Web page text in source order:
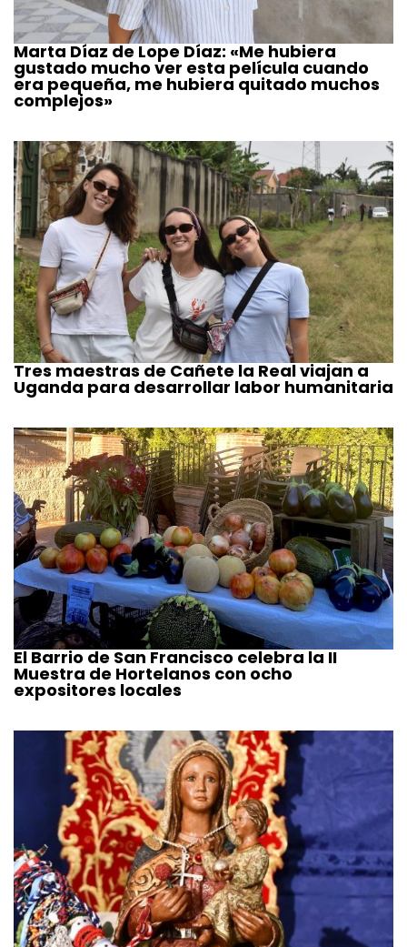
Marta Díaz de Lope Díaz: «Me hubiera
gustado mucho ver esta película cuando
era pequeña, me hubiera quitado muchos
complejos»
Tres maestras de Cañete la Real viajan a
Uganda para desarrollar labor humanitaria
El Barrio de San Francisco celebra la II
Muestra de Hortelanos con ocho
expositores locales